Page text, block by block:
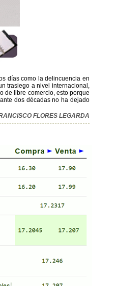
días como la delincuencia en
trasiego a nivel internacional,
de libre comercio, esto porque
dos décadas no ha dejado
FLORES LEGARDA